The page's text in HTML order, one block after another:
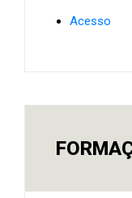
Acesso